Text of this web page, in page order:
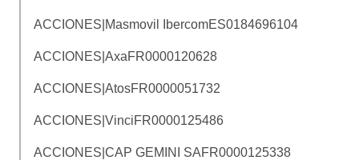
ACCIONES|Masmovil IbercomES0184696104
ACCIONES|AxaFR0000120628
ACCIONES|AtosFR0000051732
ACCIONES|VinciFR0000125486
ACCIONES|CAP GEMINI SAFR0000125338